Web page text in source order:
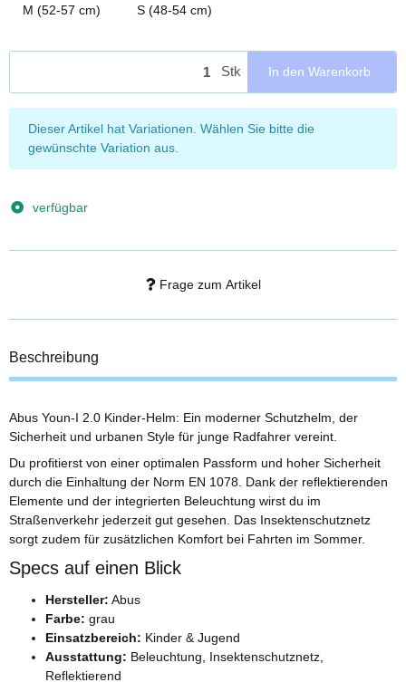
M (52-57 cm) S (48-54 cm)
Stk In den Warenkorb
x
Dieser Artikel hat Variationen. Wählen Sie bitte die
gewünschte Variation aus.
verfügbar
Frage zum Artikel
Beschreibung
Abus Youn-I 2.0 Kinder-Helm: Ein moderner Schutzhelm, der
Sicherheit und urbanen Style für junge Radfahrer vereint.
Du profitierst von einer optimalen Passform und hoher Sicherheit
durch die Einhaltung der Norm EN 1078. Dank der reflektierenden
Elemente und der integrierten Beleuchtung wirst du im
Straßenverkehr jederzeit gut gesehen. Das Insektenschutznetz
sorgt zudem für zusätzlichen Komfort bei Fahrten im Sommer.
Specs auf einen Blick
Hersteller: Abus
Farbe: grau
Einsatzbereich: Kinder & Jugend
Ausstattung: Beleuchtung, Insektenschutznetz,
Reflektierend